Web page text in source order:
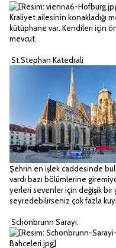
Kraliyet ailesinin konakladığı
kütüphane var. Kendileri için
mevcut.
St.Stephan Katedrali
Şehrin en işlek caddesinde
vardı bazı bölümlerine
yerleri sevenler için değişik bir
seyredebilirseniz çok fazla
Schönbrunn Sarayı.